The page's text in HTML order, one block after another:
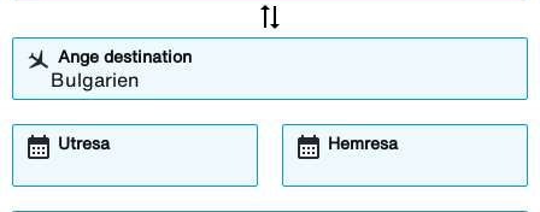
sync_alt
Ange destination
Utresa
calendar_month Hemresa
calendar_month